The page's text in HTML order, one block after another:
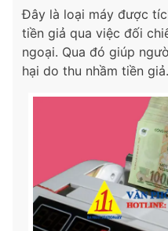
Đây là loại máy được
tiền giả qua việc đối
ngoại. Qua đó giúp
hại do thu nhầm tiền giả.